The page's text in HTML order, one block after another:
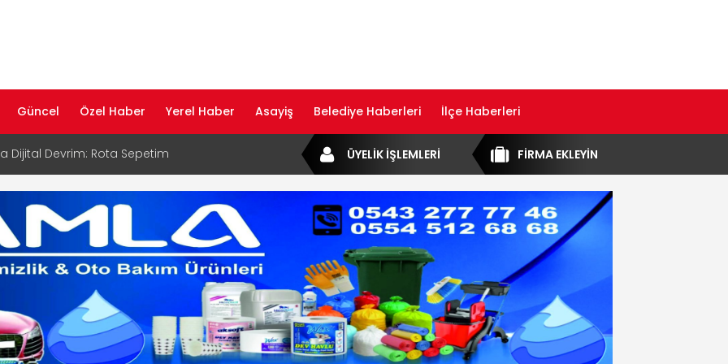
Güncel Özel Haber Yerel Haber Asayiş Belediye Haberleri İlçe Haberleri
Dijital Devrim: Rota Sepetim
Bölge Müdürü Makam Koltuğunu
Rehberi ile Google ve Yapay Zeka
Öne Çıkın
Rehberi Hizmete Girdi
Yayın Hayatına Başladı | Hızlı ve Akıllı
FİRMA EKLEYİN
ÜYELİK İŞLEMLERİ